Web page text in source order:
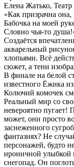
Елена Жатько,
«Как призрачна она,
Бабочка на моей
Словно чья-то
Создаётся
акварельный
хлопьями. Всё
сюжет, а тени
В финале на белой
известного Ёжика
Колючий комочек
Реальный мир со
невероятно
может, они просто
заснеженного
фантазиях? Не
персонажей, будто
ироничной улыбкой
снегопад. Он